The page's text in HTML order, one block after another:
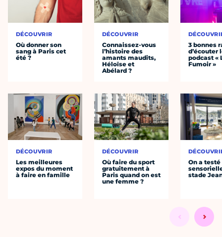
DÉCOUVRIR
Où donner son
sang à Paris cet
été ?
DÉCOUVRIR
Les meilleures
expos du moment
à faire en famille
DÉCOUVRIR
Connaissez-vous
l’histoire des
amants maudits,
Héloïse et
Abélard ?
DÉCOUVRIR
Où faire du sport
gratuitement à
Paris quand on est
une femme ?
3 bonnes
d’écouter
podcast «
Fumoir »
On a
stade